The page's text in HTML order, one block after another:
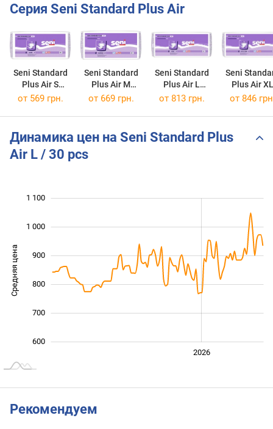
Серия Seni Standard Plus Air
Seni Standard
Plus Air S
/ 30 pcs
Seni Standard
Plus Air M
/ 30 pcs
Seni Standard
Plus Air L
/ 30 pcs
Seni
Plus Air XL
/ 30 pcs
от 569 грн. от 669 грн. от 813 грн. от 846
Динамика цен на Seni Standard Plus
Air L / 30 pcs
Средняя цена
600
700
800
900
1 000
1 100
2026
Рекомендуем